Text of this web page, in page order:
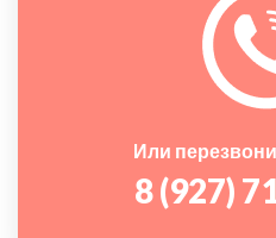
Или
8 (927)